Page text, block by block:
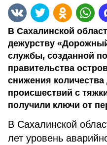
В Сахалинской
дежурству
службы, созданной
правительства
снижения
происшествий с
получили ключи от
В Сахалинской
лет уровень